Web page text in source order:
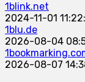
1blink.net
2024-11-01
1blu.de
2026-08-04
2026-08-07